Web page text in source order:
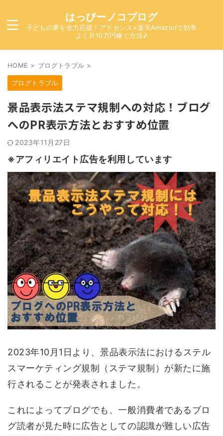
はっぴーノコブログ
子どもの夢を全力応援！アドセンス×楽天Amazonで効率
よく月10万円稼ぐ方法♪
HOME > ブログトラブル >
ブログトラブル
景品表示法ステマ規制への対応！ブログ
へのPR表示方法とおすすめ位置
2023年11月27日
※アフィリエイト広告を利用しています
2023年10月1日より、景品表示法におけるステル
スマーケティング規制（ステマ規制）が新たに施
行されることが発表されました。
これによってブログでも、一般消費者であるブロ
グ読者が見た時に広告としての認識が難しい広告